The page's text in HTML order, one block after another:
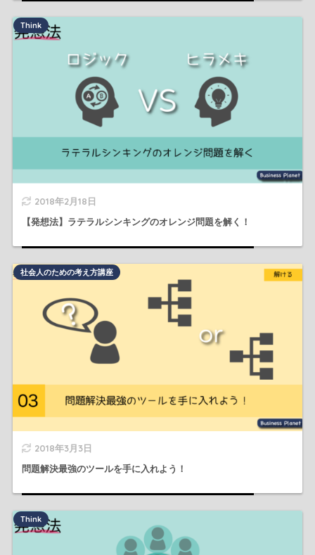
2018年2月18日
【発想法】ラテラルシンキングのオレンジ問題を解く！
Think
2018年3月3日
問題解決最強のツールを手に入れよう！
社会人のための考え方講座
Think